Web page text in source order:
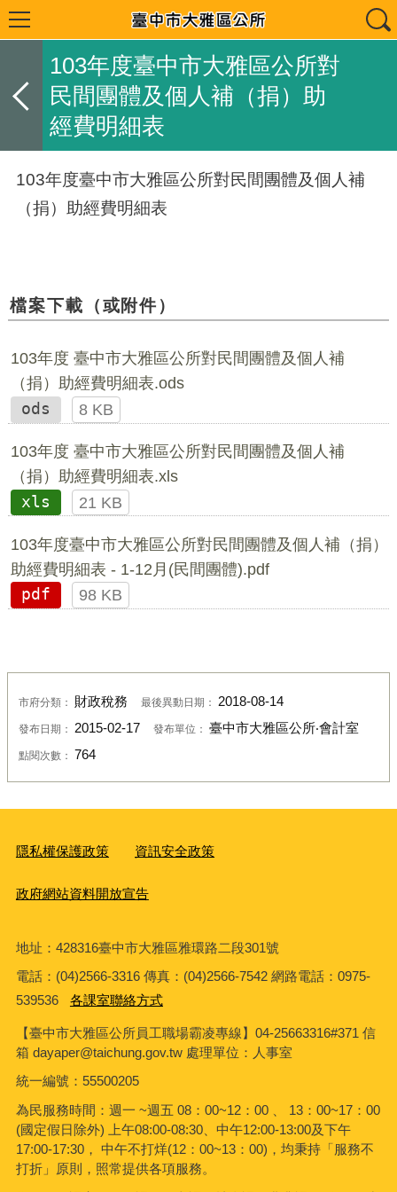
103年度臺中市大雅區公所對
民間團體及個人補（捐）助
經費明細表
103年度臺中市大雅區公所對民間團體及個人補
（捐）助經費明細表
檔案下載（或附件）
103年度 臺中市大雅區公所對民間團體及個人補
（捐）助經費明細表.ods
ods
8 KB
103年度 臺中市大雅區公所對民間團體及個人補
（捐）助經費明細表.xls
xls
21 KB
103年度臺中市大雅區公所對民間團體及個人補（捐）
助經費明細表 - 1-12月(民間團體).pdf
pdf
98 KB
市府分類： 財政稅務 最後異動日期： 2018-08-14
發布日期： 2015-02-17 發布單位： 臺中市大雅區公所‧會計室
點閱次數： 764
隱私權保護政策 資訊安全政策
政府網站資料開放宣告
地址：428316臺中市大雅區雅環路二段301號
電話：(04)2566-3316 傳真：(04)2566-7542 網路電話：0975-
539536
各課室聯絡方式
【臺中市大雅區公所員工職場霸凌專線】04-25663316#371 信
箱 dayaper@taichung.gov.tw 處理單位：人事室
統一編號 ：55500205
為民服務時間：週一 ~週五 08：00~12：00 、 13：00~17：00
(國定假日除外) 上午08:00-08:30、中午12:00-13:00及下午
17:00-17:30， 中午不打烊(12：00~13：00)，均秉持「服務不
打折」原則，照常提供各項服務。